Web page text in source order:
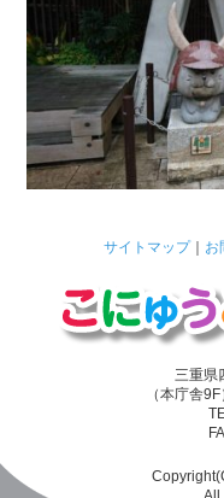
サイトマップ｜ お
三重県
（本庁舎